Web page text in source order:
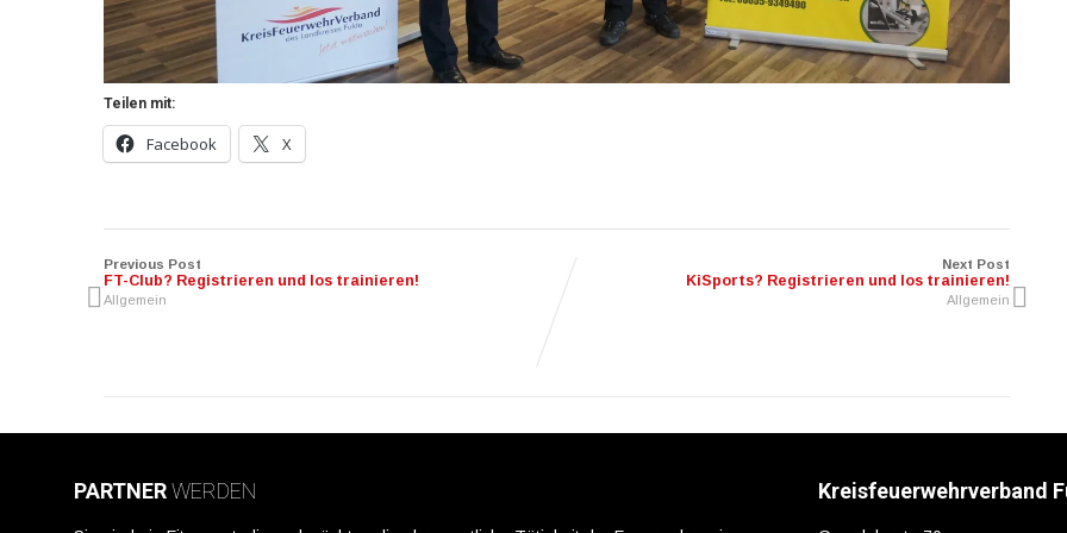
Teilen mit:
Facebook X
Previous Post
FT-Club? Registrieren und los trainieren!
Allgemein
Next Post
KiSports? Registrieren und los trainieren!
Allgemein
PARTNERWERDEN Kreisfeuerwehrverband